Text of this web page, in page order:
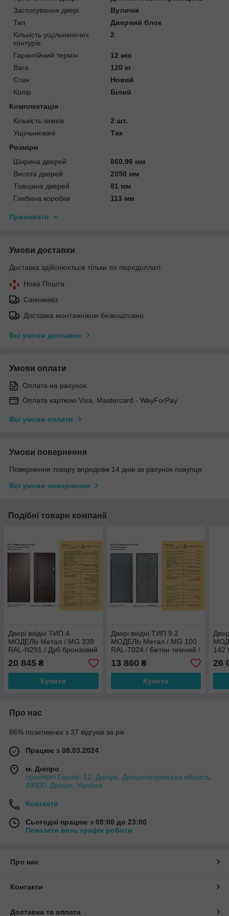
Застосування двері
Вуличні
Тип
Дверний блок
Кількість ущільнюючих
контурів
2
Гарантійний термін
12 міс
Вага
120 кг
Стан
Новий
Колір
Білий
Комплектація
Кількість замків
2 шт.
Ущільнювачі
Так
Розміри
Ширина дверей
860.96 мм
Висота дверей
2050 мм
Товщина дверей
81 мм
Глибина коробки
113 мм
Приховати
Умови доставки
Доставка здійснюється тільки по передоплаті.
Нова Пошта
Самовивіз
Доставка монтажніком безкоштовно
Всі умови доставки
Умови оплати
Оплата на рахунок
Оплата карткою Visa, Mastercard - WayForPay
Всі умови оплати
Умови повернення
Повернення товару впродовж 14 днів за рахунок покупця
Всі умови повернення
Подібні товари компанії
Двері вхідні ТИП 4
МОДЕЛЬ Метал / MG 339
RAL-N291 / Дуб бронзовий
Вінорит/ вулиця
20 845 ₴
Купити
Двері вхідні ТИП 9.2
МОДЕЛЬ Метал / MG 100
RAL-7024 / Бетон темний /
вулиця
13 860 ₴
Купити
142
26
Про нас
86% позитивних з 37 відгуків за рік
Працює з 08.03.2024
м. Дніпро
проспект Героїв, 12, Дніпро, Дніпропетровська область,
49000, Дніпро, Україна
Контакти
Сьогодні працює з 08:00 до 23:00
Показати весь графік роботи
Про нас
Контакти
Доставка та оплата